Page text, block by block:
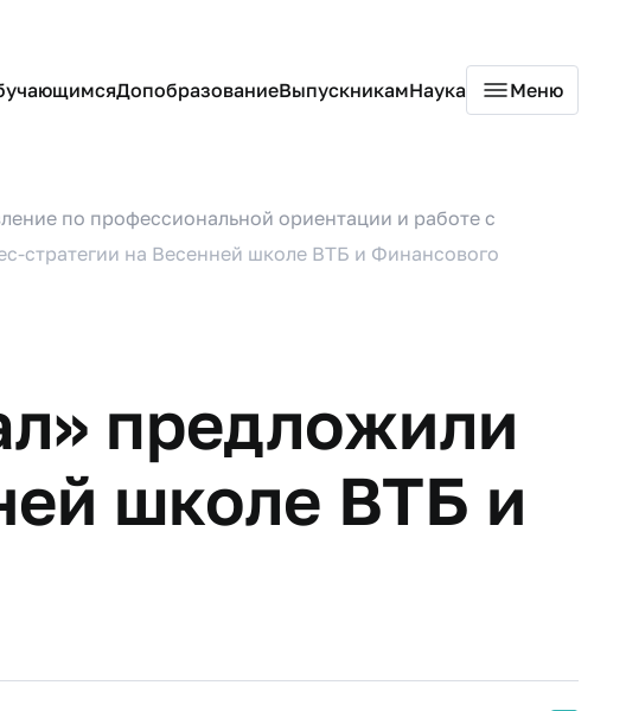
ДопобразованиеВыпускникамНаука Меню
по профессиональной ориентации и работе с
стратегии на Весенней школе ВТБ и Финансового
предложили
школе ВТБ и